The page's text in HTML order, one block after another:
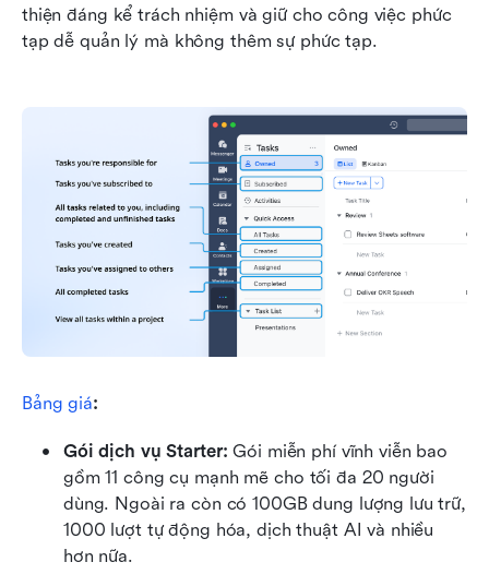
thiện đáng kể trách nhiệm và giữ cho công việc phức
tạp dễ quản lý mà không thêm sự phức tạp.
Bảng giá:
Gói dịch vụ Starter: Gói miễn phí vĩnh viễn bao
gồm 11 công cụ mạnh mẽ cho tối đa 20 người
dùng. Ngoài ra còn có 100GB dung lượng lưu trữ,
1000 lượt tự động hóa, dịch thuật AI và nhiều
hơn nữa.